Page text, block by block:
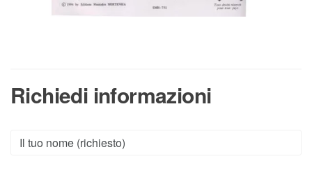
Richiedi informazioni